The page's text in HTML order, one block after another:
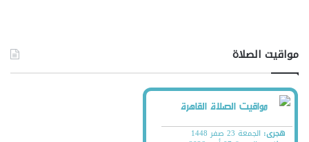
مواقيت الصلاة